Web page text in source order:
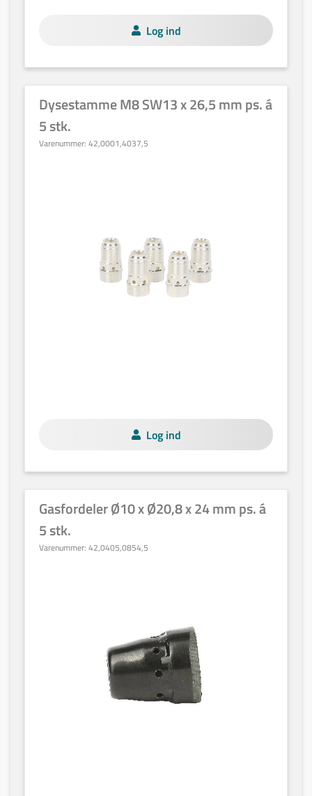
Log ind
Dysestamme M8 SW13 x 26,5 mm ps. á
5 stk.
Varenummer: 42,0001,4037,5
Log ind
Gasfordeler Ø10 x Ø20,8 x 24 mm ps. á
5 stk.
Varenummer: 42,0405,0854,5